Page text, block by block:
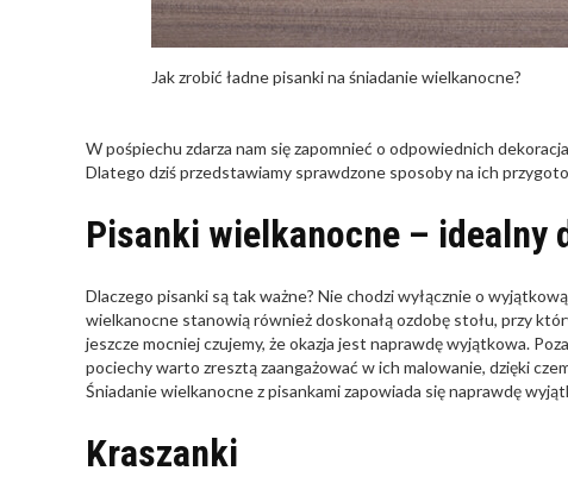
Jak zrobić ładne pisanki na śniadanie wielkanocne?
W pośpiechu zdarza nam się zapomnieć o odpowiednich
Dlatego dziś przedstawiamy sprawdzone sposoby na ich
Pisanki wielkanocne – idealny
Dlaczego pisanki są tak ważne? Nie chodzi wyłącznie o
wielkanocne stanowią również doskonałą ozdobę stołu, przy
jeszcze mocniej czujemy, że okazja jest naprawdę wyjątkowa.
pociechy warto zresztą zaangażować w ich malowanie, dzięki
Śniadanie wielkanocne z pisankami zapowiada się naprawdę
Kraszanki